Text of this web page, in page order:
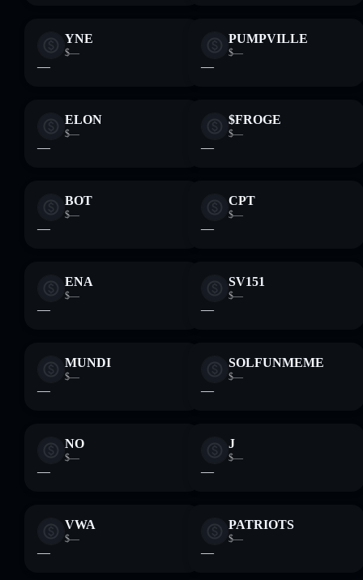
YNE
$—
—
PUMPVILLE
$—
—
ELON
$—
—
$FROGE
$—
—
BOT
$—
—
CPT
$—
—
ENA
$—
—
SV151
$—
—
MUNDI
$—
—
SOLFUNMEME
$—
—
NO
$—
—
J
$—
—
VWA
$—
—
PATRIOTS
$—
—